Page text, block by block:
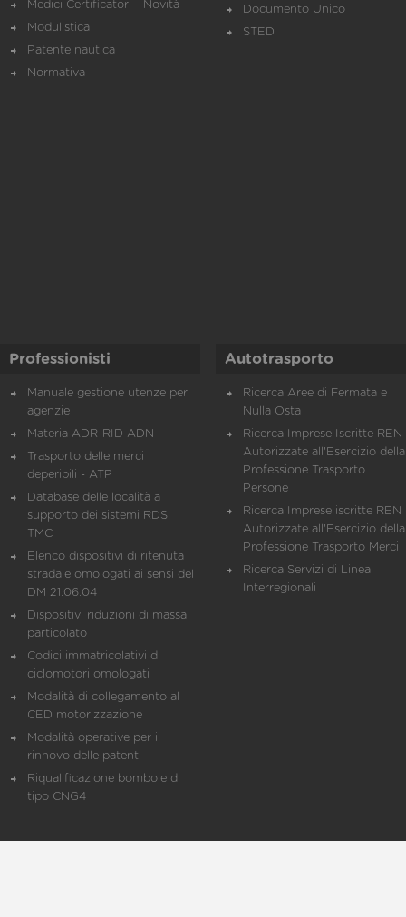
Medici Certificatori - Novità
Modulistica
Patente nautica
Normativa
Documento Unico
STED
Professionisti
Manuale gestione utenze per
agenzie
Materia ADR-RID-ADN
Trasporto delle merci
deperibili - ATP
Database delle località a
supporto dei sistemi RDS
TMC
Elenco dispositivi di ritenuta
stradale omologati ai sensi del
DM 21.06.04
Dispositivi riduzioni di massa
particolato
Codici immatricolativi di
ciclomotori omologati
Modalità di collegamento al
CED motorizzazione
Modalità operative per il
rinnovo delle patenti
Riqualificazione bombole di
tipo CNG4
Autotrasporto
Ricerca Aree di Fermata e
Nulla Osta
Ricerca Imprese Iscritte REN
Autorizzate all'Esercizio della
Professione Trasporto
Persone
Ricerca Imprese iscritte REN
Autorizzate all'Esercizio della
Professione Trasporto Merci
Ricerca Servizi di Linea
Interregionali